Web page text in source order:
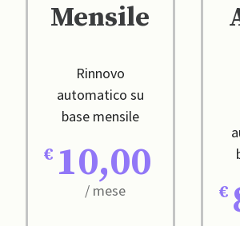
Mensile
Rinnovo
automatico su
base mensile
10,00
/ mese